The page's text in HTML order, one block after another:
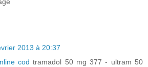
2013 à 20:37
cod tramadol 50 mg 377 - ultram 50